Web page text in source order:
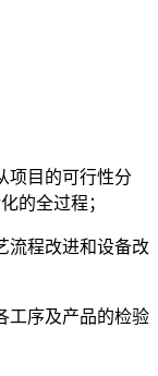
项目的可行性分
的全过程；
流程改进和设备改
工序及产品的检验